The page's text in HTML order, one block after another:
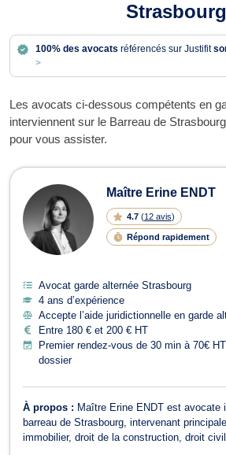
Strasbourg
100% des avocats référencés sur Justifit
>
Les avocats ci-dessous compétents en
interviennent sur le Barreau de
pour vous assister.
Avocats en garde
Maître Erine ENDT
4.7 (12 avis)
Répond rapidement
Avocat garde alternée Strasbourg
4 ans d’expérience
Accepte l’aide juridictionnelle en garde
Entre 180 € et 200 € HT
Premier rendez-vous de 30 min à 70€
dossier
À propos : Maître Erine ENDT est avocate
barreau de Strasbourg, intervenant
immobilier, droit de la construction, droit